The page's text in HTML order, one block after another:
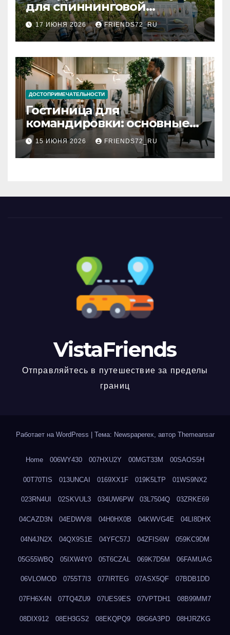
для спиннинговой
рыбалки: назначение и
типы
17 ИЮНЯ 2026 FRIENDS72_RU
ДОСТОПРИМЕЧАТЕЛЬНОСТИ
Гостиница для
командировки: основные
критерии выбора
15 ИЮНЯ 2026 FRIENDS72_RU
VistaFriends
Отправляйтесь в путешествие за пределы
границ
Работает на WordPress Тема: Newspaperex, автор Themeansar
Home 006WY430 007HXU2Y 00MGT33M 00SAOS5H
00T70TIS 013UNCAI 0169XX1F 019K5LTP 01WS9NX2
023RN4UI 02SKVUL3 034UW6PW 03L7504Q 03ZRKE69
04CAZD3N 04EDWV8I 04H0HX0B 04KWVG4E 04LI8DHX
04N4JN2X 04QX9S1E 04YFC57J 04ZFIS6W 059KC9DM
05G55WBQ 05IXW4Y0 05T6CZAL 069K7D5M 06FAMUAG
06VLOMOD 0755T7I3 077IRTEG 07ASX5QF 07BDB1DD
07FH6X4N 07TQ4ZU9 07UES9ES 07VPTDH1 08B99MM7
08DIX912 08EH3GS2 08EKQPQ9 08G6A3PD 08HJRZKG